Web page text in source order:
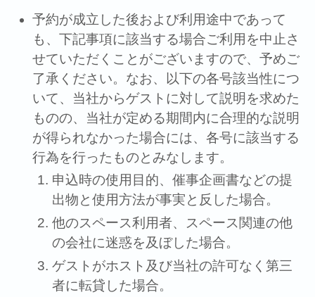
予約が成⽴した後および利⽤途中であって
も、下記事項に該当する場合ご利⽤を中⽌さ
せていただくことがございますので、予めご
了承ください。なお、以下の各号該当性につ
いて、当社からゲストに対して説明を求めた
ものの、当社が定める期間内に合理的な説明
が得られなかった場合には、各号に該当する
⾏為を⾏ったものとみなします。
申込時の使⽤⽬的、催事企画書などの提
出物と使⽤⽅法が事実と反した場合。
他のスペース利⽤者、スペース関連の他
の会社に迷惑を及ぼした場合。
ゲストがホスト及び当社の許可なく第三
者に転貸した場合。